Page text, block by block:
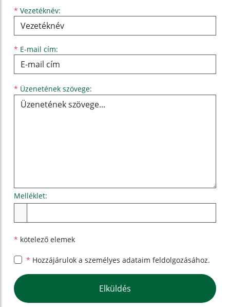
* Vezetéknév:
* E-mail cím:
* Üzenetének szövege:
Melléklet:
* kötelező elemek
* Hozzájárulok a személyes adataim feldolgozásához.
Google reCaptcha Response
Elküldés